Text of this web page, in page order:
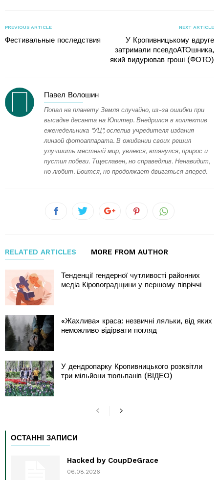
PREVIOUS ARTICLE
Фестивальные последствия
NEXT ARTICLE
У Кропивницькому вдруге
затримали псевдоАТОшника,
який видурював гроші (ФОТО)
Павел Волошин
Попал на планету Земля случайно, из-за ошибки при
высадке десанта на Юпитер. Внедрился в коллектив
еженедельника "УЦ", ослепив учредителя издания
линзой фотоаппарата. В ожидании своих решил
улучшить местный мир, увлекся, втянулся, прирос и
пустил побеги. Тщеславен, но справедлив. Ненавидит,
но любит. Боится, но продолжает двигаться вперед.
RELATED ARTICLES MORE FROM AUTHOR
Тенденції гендерної чутливості районних
медіа Кіровоградщини у першому півріччі
«Жахлива» краса: незвичні ляльки, від яких
неможливо відірвати погляд
У дендропарку Кропивницького розквітли
три мільйони тюльпанів (ВІДЕО)
ОСТАННІ ЗАПИСИ
Hacked by CoupDeGrace
06.08.2026